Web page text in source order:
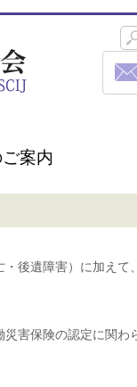
案内
後遺障害）に加えて
害保険の認定に関わ